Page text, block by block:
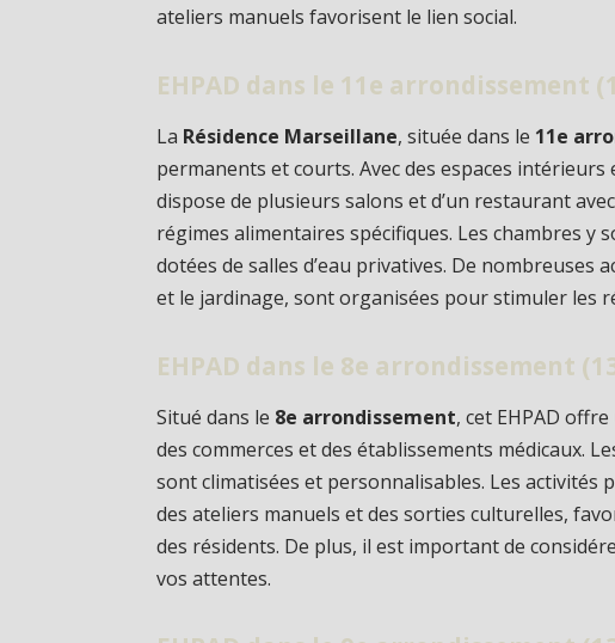
ateliers manuels favorisent le lien social.
EHPAD dans le 11e arrondissement
La Résidence Marseillane, située dans le 11e
permanents et courts. Avec des espaces intérieurs
dispose de plusieurs salons et d’un restaurant
régimes alimentaires spécifiques. Les chambres y
dotées de salles d’eau privatives. De nombreuses
et le jardinage, sont organisées pour stimuler les
EHPAD dans le 8e arrondissement
Situé dans le 8e arrondissement, cet EHPAD
des commerces et des établissements médicaux.
sont climatisées et personnalisables. Les activités
des ateliers manuels et des sorties culturelles,
des résidents. De plus, il est important de
vos attentes.